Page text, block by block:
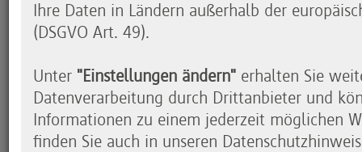
Zustimmung erforderlich
eingeblendet. Wir möchten Sie darauf
Youtube übermittelt werden.
Soll das für alle Youtube-Videos gelten,
Aktivierung".
Ihre Daten in Ländern außerhalb der
(DSGVO Art. 49).
Unter "Einstellungen ändern" erhalten Sie
Datenverarbeitung durch Drittanbieter und
Informationen zu einem jederzeit möglichen
finden Sie auch in unseren